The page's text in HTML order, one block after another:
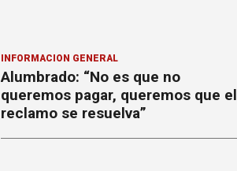
INFORMACION GENERAL
Alumbrado: “No es que no
queremos pagar, queremos que el
reclamo se resuelva”